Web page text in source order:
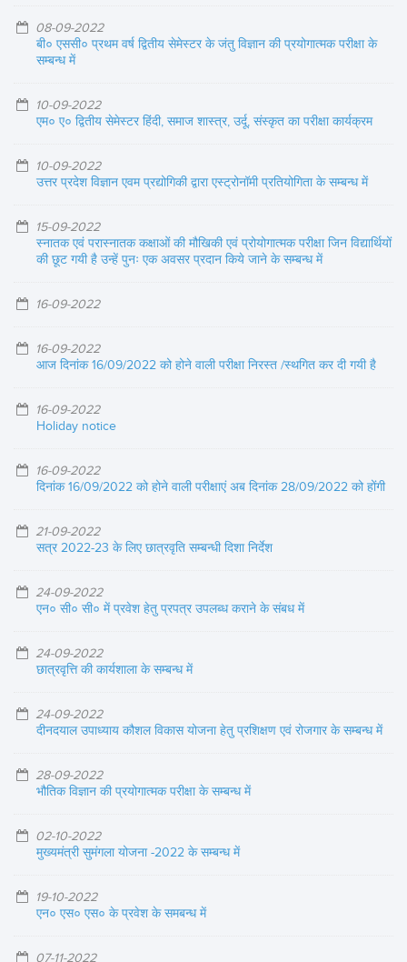
08-09-2022
बी० एससी० प्रथम वर्ष द्वितीय सेमेस्टर के जंतु विज्ञान की प्रयोगात्मक परीक्षा के
सम्बन्ध में
10-09-2022
एम० ए० द्वितीय सेमेस्टर हिंदी, समाज शास्त्र, उर्दू, संस्कृत का परीक्षा कार्यक्रम
10-09-2022
उत्तर प्रदेश विज्ञान एवम प्रद्योगिकी द्वारा एस्ट्रोनॉमी प्रतियोगिता के सम्बन्ध में
15-09-2022
स्नातक एवं परास्नातक कक्षाओं की मौखिकी एवं प्रोयोगात्मक परीक्षा जिन विद्यार्थियों
की छूट गयी है उन्हें पुनः एक अवसर प्रदान किये जाने के सम्बन्ध में
16-09-2022
16-09-2022
आज दिनांक 16/09/2022 को होने वाली परीक्षा निरस्त /स्थगित कर दी गयी है
16-09-2022
Holiday notice
16-09-2022
दिनांक 16/09/2022 को होने वाली परीक्षाएं अब दिनांक 28/09/2022 को होंगी
21-09-2022
सत्र 2022-23 के लिए छात्रवृति सम्बन्धी दिशा निर्देश
24-09-2022
एन० सी० सी० में प्रवेश हेतु प्रपत्र उपलब्ध कराने के संबध में
24-09-2022
छात्रवृत्ति की कार्यशाला के सम्बन्ध में
24-09-2022
दीनदयाल उपाध्याय कौशल विकास योजना हेतु प्रशिक्षण एवं रोजगार के सम्बन्ध में
28-09-2022
भौतिक विज्ञान की प्रयोगात्मक परीक्षा के सम्बन्ध में
02-10-2022
मुख्यमंत्री सुमंगला योजना -2022 के सम्बन्ध में
19-10-2022
एन० एस० एस० के प्रवेश के समबन्ध में
07-11-2022